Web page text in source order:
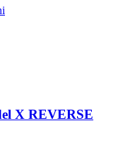
X REVERSE